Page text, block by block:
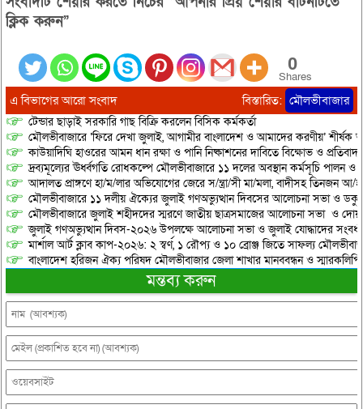
ক্লিক করুন”
0
Shares
এ বিভাগের আরো সংবাদ বিস্তারিত: মৌলভীবাজার
টেন্ডার ছাড়াই সরকারি গাছ বিক্রি করলেন বিসিক কর্মকর্তা
মৌলভীবাজারে ‘ফিরে দেখা জুলাই, আগামীর বাংলাদেশ ও আমাদের করণীয়’ শীর্ষক
কাউয়াদিঘি হাওরের আমন ধান রক্ষা ও পানি নিষ্কাশনের দাবিতে বিক্ষোভ ও
দ্রব্যমূল্যের ঊর্ধ্বগতি রোধকল্পে মৌলভীবাজারে ১১ দলের অবস্থান কর্মসূচি পালন ও
আদালত প্রাঙ্গণে হা/ম/লার অভিযোগের জেরে স/ন্ত্রা/সী মা/মলা, বাদীসহ তিনজন আ/
মৌলভীবাজারে ১১ দলীয় ঐক্যের জুলাই গণঅভ্যুত্থান দিবসের আলোচনা সভা ও
মৌলভীবাজারে জুলাই শহীদদের স্মরণে জাতীয় ছাত্রসমাজের আলোচনা সভা ও
জুলাই গণঅভ্যুত্থান দিবস-২০২৬ উপলক্ষে আলোচনা সভা ও জুলাই যোদ্ধাদের
মার্শাল আর্ট ক্লাব কাপ-২০২৬: ২ স্বর্ণ, ১ রৌপ্য ও ১০ ব্রোঞ্জ জিতে সাফল্য
বাংলাদেশ হরিজন ঐক্য পরিষদ মৌলভীবাজার জেলা শাখার মানববন্ধন ও স্মারকলিপি
মন্তব্য করুন